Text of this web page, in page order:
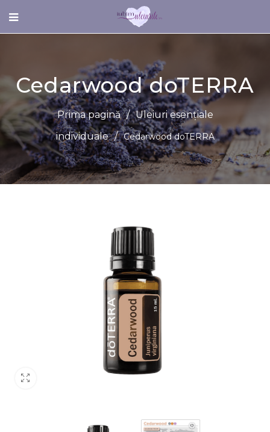
Cedarwood doTERRA
Prima pagină / Uleiuri esențiale
individuale / Cedarwood doTERRA